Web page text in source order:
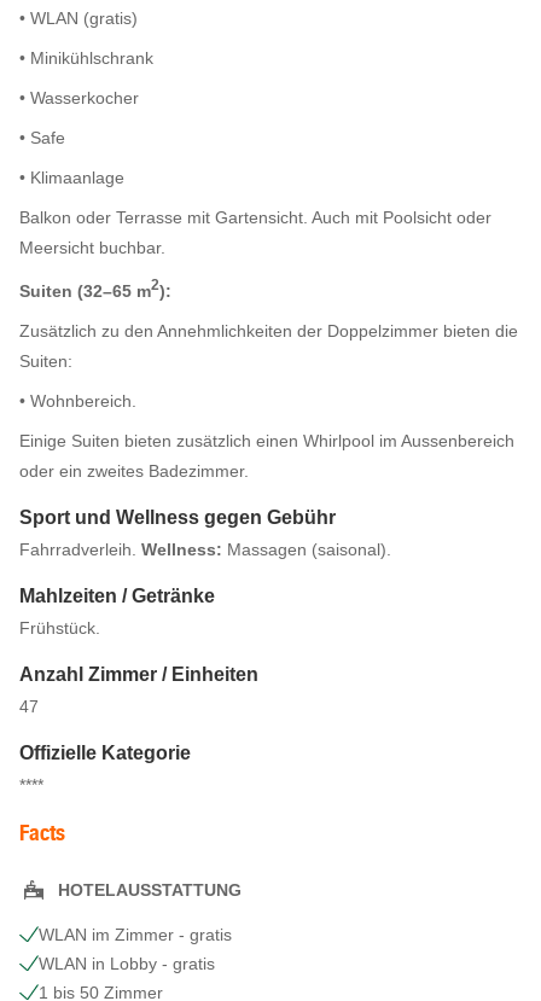
• WLAN (gratis)
• Minikühlschrank
• Wasserkocher
• Safe
• Klimaanlage
Balkon oder Terrasse mit Gartensicht. Auch mit Poolsicht oder
Meersicht buchbar.
Suiten (32–65 m2):
Zusätzlich zu den Annehmlichkeiten der Doppelzimmer bieten die
Suiten:
• Wohnbereich.
Einige Suiten bieten zusätzlich einen Whirlpool im Aussenbereich
oder ein zweites Badezimmer.
Sport und Wellness gegen Gebühr
Fahrradverleih. Wellness: Massagen (saisonal).
Mahlzeiten / Getränke
Frühstück.
Anzahl Zimmer / Einheiten
47
Offizielle Kategorie
****
Facts
HOTELAUSSTATTUNG
WLAN im Zimmer - gratis
WLAN in Lobby - gratis
1 bis 50 Zimmer